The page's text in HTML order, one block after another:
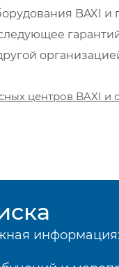
BAXI
центров BAXI и
информация: